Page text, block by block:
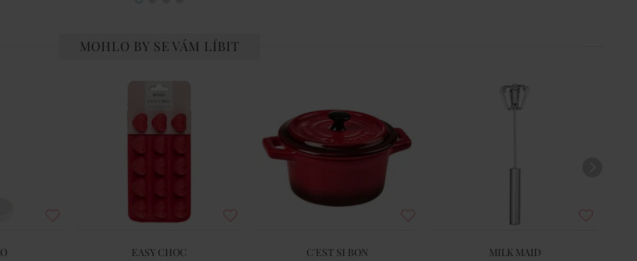
MOHLO BY SE VÁM LÍBIT
EASY CHOC C'EST SI BON MILK MAID